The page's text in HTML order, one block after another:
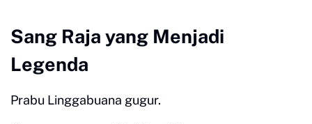
Sang Raja yang Menjadi
Legenda
Prabu Linggabuana gugur.